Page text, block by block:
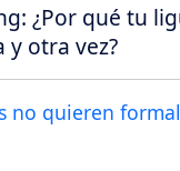
¿Por qué tu
y otra vez?